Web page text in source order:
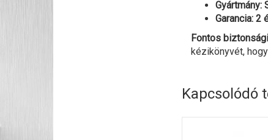
Gyártmány:
Garancia: 2
Fontos
kézikönyvét,
Kapcsolódó